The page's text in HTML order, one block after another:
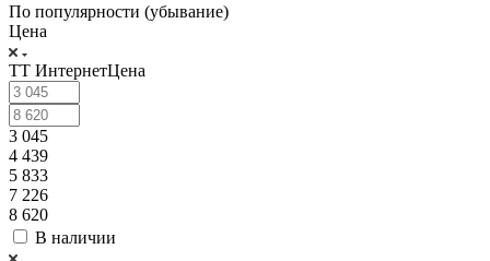
По популярности (убывание)
Цена
ТТ ИнтернетЦена
3 045
4 439
5 833
7 226
8 620
В наличии